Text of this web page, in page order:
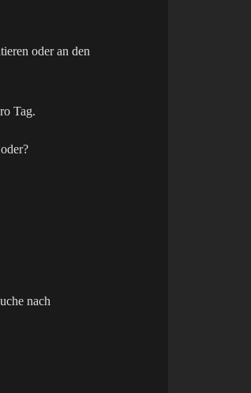
oder an den
Tag.
nach